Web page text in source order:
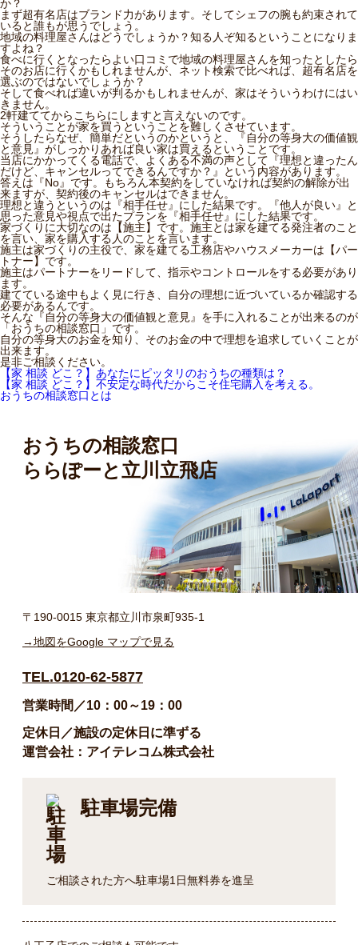
か？
まず超有名店はブランド力があります。そしてシェフの腕も約束されて
いると誰もが思うでしょう。
地域の料理屋さんはどうでしょうか？知る人ぞ知るということになりま
すよね？
食べに行くとなったらよい口コミで地域の料理屋さんを知ったとしたら
そのお店に行くかもしれませんが、ネット検索で比べれば、超有名店を
選ぶのではないでしょうか？
そして食べれば違いが判るかもしれませんが、家はそういうわけにはい
きません。
2軒建ててからこちらにしますと言えないのです。
そういうことが家を買うということを難しくさせています。
そうしたらなぜ、簡単だというのかというと、『自分の等身大の価値観
と意見』がしっかりあれば良い家は買えるということです。
当店にかかってくる電話で、よくある不満の声として『理想と違ったん
だけど、キャンセルってできるんですか？』という内容があります。
答えは『No』です。もちろん本契約をしていなければ契約の解除が出
来ますが、契約後のキャンセルはできません。
理想と違うというのは『相手任せ』にした結果です。『他人が良い』と
思った意見や視点で出たプランを『相手任せ』にした結果です。
家づくりに大切なのは【施主】です。施主とは家を建てる発注者のこと
を言い、家を購入する人のことを言います。
施主は家づくりの主役で、家を建てる工務店やハウスメーカーは【パー
トナー】です。
施主はパートナーをリードして、指示やコントロールをする必要があり
ます。
建てている途中もよく見に行き、自分の理想に近づいているか確認する
必要があるんです。
そんな『自分の等身大の価値観と意見』を手に入れることが出来るのが
「おうちの相談窓口」です。
自分の等身大のお金を知り、そのお金の中で理想を追求していくことが
出来ます。
是非ご相談ください。
【家 相談 どこ？】あなたにピッタリのおうちの種類は？
【家 相談 どこ？】不安定な時代だからこそ住宅購入を考える。
おうちの相談窓口とは
おうちの相談窓口
ららぽーと立川立飛店
〒190-0015 東京都立川市泉町935-1
→地図をGoogle マップで見る
TEL.0120-62-5877
営業時間／10：00～19：00
定休日／施設の定休日に準ずる
運営会社：アイテレコム株式会社
駐車場完備
ご相談された方へ駐車場1日無料券を進呈